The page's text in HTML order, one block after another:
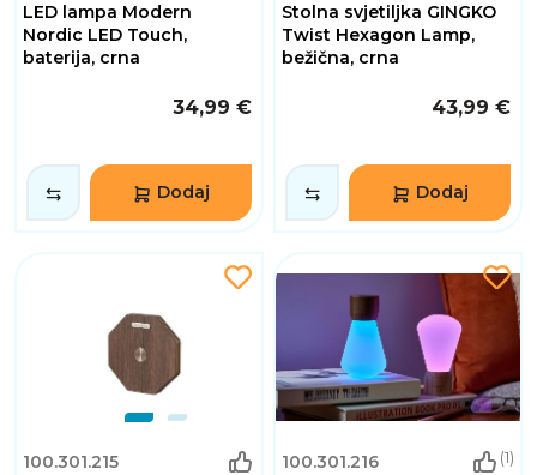
LED lampa Modern
Nordic LED Touch,
baterija, crna
34,99 €
Dodaj
Stolna svjetiljka GINGKO
Twist Hexagon Lamp,
bežična, crna
43,99 €
Dodaj
100.301.215 100.301.216 (1)